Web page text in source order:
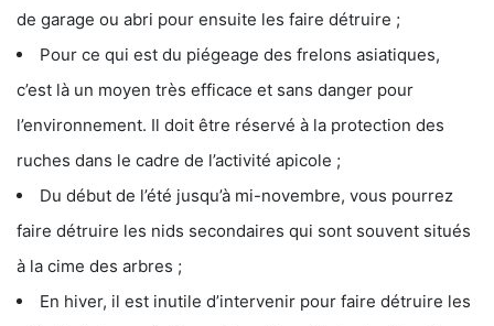
de garage ou abri pour ensuite les faire détruire ;
Pour ce qui est du piégeage des frelons asiatiques,
c’est là un moyen très efficace et sans danger pour
l’environnement. Il doit être réservé à la protection des
ruches dans le cadre de l’activité apicole ;
Du début de l’été jusqu’à mi-novembre, vous pourrez
faire détruire les nids secondaires qui sont souvent situés
à la cime des arbres ;
En hiver, il est inutile d’intervenir pour faire détruire les